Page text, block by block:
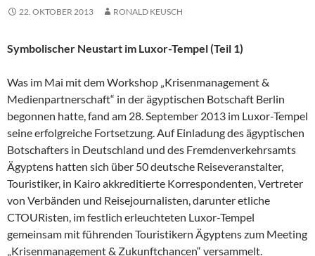
22. OKTOBER 2013 RONALD KEUSCH
Symbolischer Neustart im Luxor-Tempel (Teil 1)
Was im Mai mit dem Workshop „Krisenmanagement &
Medienpartnerschaft“ in der ägyptischen Botschaft Berlin
begonnen hatte, fand am 28. September 2013 im Luxor-Tempel
seine erfolgreiche Fortsetzung. Auf Einladung des ägyptischen
Botschafters in Deutschland und des Fremdenverkehrsamts
Ägyptens hatten sich über 50 deutsche Reiseveranstalter,
Touristiker, in Kairo akkreditierte Korrespondenten, Vertreter
von Verbänden und Reisejournalisten, darunter etliche
CTOURisten, im festlich erleuchteten Luxor-Tempel
gemeinsam mit führenden Touristikern Ägyptens zum Meeting
„Krisenmanagement & Zukunftchancen“ versammelt.